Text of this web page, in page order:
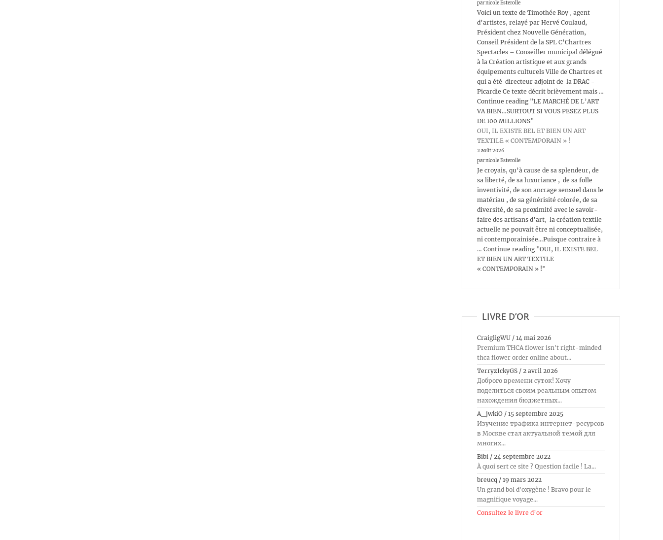
par nicole Esterolle
Voici un texte de Timothée Roy , agent
d’artistes, relayé par Hervé Coulaud,
Président chez Nouvelle Génération,
Conseil Président de la SPL C’Chartres
Spectacles – Conseiller municipal délégué
à la Création artistique et aux grands
équipements culturels Ville de Chartres et
qui a été directeur adjoint de la DRAC -
Picardie Ce texte décrit brièvement mais …
Continue reading "LE MARCHÉ DE L’ART
VA BIEN…SURTOUT SI VOUS PESEZ PLUS
DE 100 MILLIONS"
OUI, IL EXISTE BEL ET BIEN UN ART
TEXTILE « CONTEMPORAIN » !
2 août 2026
par nicole Esterolle
Je croyais, qu’à cause de sa splendeur, de
sa liberté, de sa luxuriance , de sa folle
inventivité, de son ancrage sensuel dans le
matériau , de sa générisité colorée, de sa
diversité, de sa proximité avec le savoir-
faire des artisans d’art, la création textile
actuelle ne pouvait être ni conceptualisée,
ni contemporainisée…Puisque contraire à
… Continue reading "OUI, IL EXISTE BEL
ET BIEN UN ART TEXTILE
« CONTEMPORAIN » !"
LIVRE D’OR
CraigligWU / 14 mai 2026
Premium THCA flower isn't right-minded
thca flower order online about...
TerryzIckyGS / 2 avril 2026
Доброго времени суток! Хочу
поделиться своим реальным опытом
нахождения бюджетных...
A_jwkiO / 15 septembre 2025
Изучение трафика интернет-ресурсов
в Москве стал актуальной темой для
многих...
Bibi / 24 septembre 2022
À quoi sert ce site ? Question facile ! La...
breucq / 19 mars 2022
Un grand bol d'oxygène ! Bravo pour le
magnifique voyage...
Consultez le livre d’or